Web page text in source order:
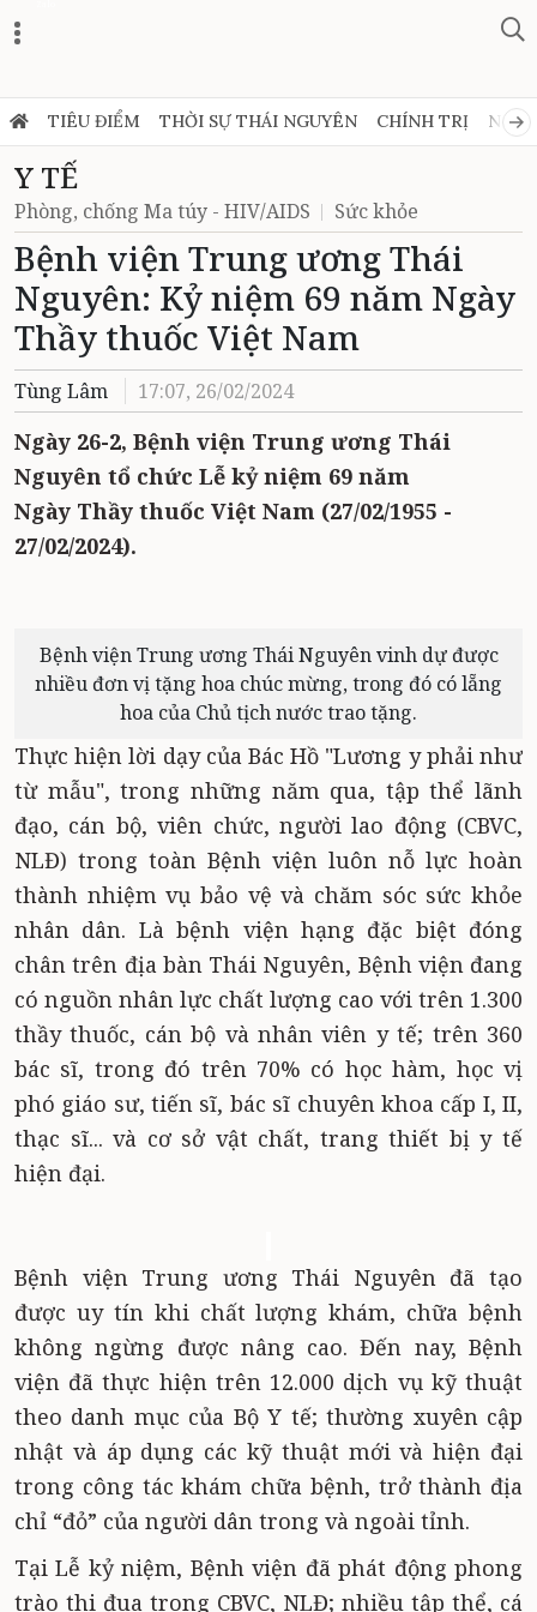
TIÊU ĐIỂM THỜI SỰ THÁI NGUYÊN CHÍNH TRỊ NGHỊ
Y TẾ
Phòng, chống Ma túy - HIV/AIDS Sức khỏe
Bệnh viện Trung ương Thái
Nguyên: Kỷ niệm 69 năm Ngày
Thầy thuốc Việt Nam
Tùng Lâm 17:07, 26/02/2024
Ngày 26-2, Bệnh viện Trung ương Thái
Nguyên tổ chức Lễ kỷ niệm 69 năm
Ngày Thầy thuốc Việt Nam (27/02/1955 -
27/02/2024).
Bệnh viện Trung ương Thái Nguyên vinh dự được
nhiều đơn vị tặng hoa chúc mừng, trong đó có lẵng
hoa của Chủ tịch nước trao tặng.
Thực hiện lời dạy của Bác Hồ "Lương y phải như
từ mẫu", trong những năm qua, tập thể lãnh
đạo, cán bộ, viên chức, người lao động (CBVC,
NLĐ) trong toàn Bệnh viện luôn nỗ lực hoàn
thành nhiệm vụ bảo vệ và chăm sóc sức khỏe
nhân dân. Là bệnh viện hạng đặc biệt đóng
chân trên địa bàn Thái Nguyên, Bệnh viện đang
có nguồn nhân lực chất lượng cao với trên 1.300
thầy thuốc, cán bộ và nhân viên y tế; trên 360
bác sĩ, trong đó trên 70% có học hàm, học vị
phó giáo sư, tiến sĩ, bác sĩ chuyên khoa cấp I, II,
thạc sĩ... và cơ sở vật chất, trang thiết bị y tế
hiện đại.
Bệnh viện Trung ương Thái Nguyên đã tạo
được uy tín khi chất lượng khám, chữa bệnh
không ngừng được nâng cao. Đến nay, Bệnh
viện đã thực hiện trên 12.000 dịch vụ kỹ thuật
theo danh mục của Bộ Y tế; thường xuyên cập
nhật và áp dụng các kỹ thuật mới và hiện đại
trong công tác khám chữa bệnh, trở thành địa
chỉ “đỏ” của người dân trong và ngoài tỉnh.
Tại Lễ kỷ niệm, Bệnh viện đã phát động phong
trào thi đua trong CBVC, NLĐ; nhiều tập thể, cá